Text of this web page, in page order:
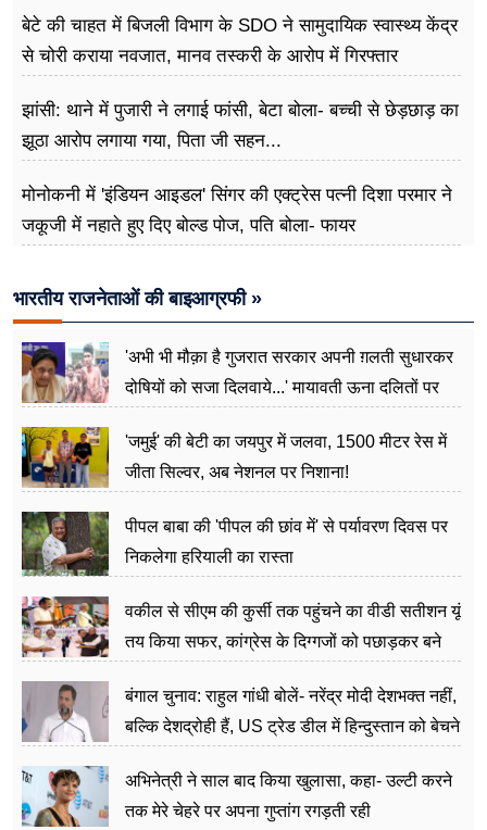
बेटे की चाहत में बिजली विभाग के SDO ने सामुदायिक स्वास्थ्य केंद्र
से चोरी कराया नवजात, मानव तस्करी के आरोप में गिरफ्तार
झांसी: थाने में पुजारी ने लगाई फांसी, बेटा बोला- बच्ची से छेड़छाड़ का
झूठा आरोप लगाया गया, पिता जी सहन...
मोनोकनी में 'इंडियन आइडल' सिंगर की एक्ट्रेस पत्नी दिशा परमार ने
जकूजी में नहाते हुए दिए बोल्ड पोज, पति बोला- फायर
भारतीय राजनेताओं की बाइआग्रफी »
'अभी भी मौक़ा है गुजरात सरकार अपनी ग़लती सुधारकर
दोषियों को सजा दिलवाये...' मायावती ऊना दलितों पर
'जमुई' की बेटी का जयपुर में जलवा, 1500 मीटर रेस में
जीता सिल्वर, अब नेशनल पर निशाना!
पीपल बाबा की 'पीपल की छांव में' से पर्यावरण दिवस पर
निकलेगा हरियाली का रास्ता
वकील से सीएम की कुर्सी तक पहुंचने का वीडी सतीशन यूं
तय किया सफर, कांग्रेस के दिग्गजों को पछाड़कर बने
बंगाल चुनाव: राहुल गांधी बोलें- नरेंद्र मोदी देशभक्त नहीं,
बल्कि देशद्रोही हैं, US ट्रेड डील में हिन्दुस्तान को बेचने
अभिनेत्री ने साल बाद किया खुलासा, कहा- उल्टी करने
तक मेरे चेहरे पर अपना गुप्तांग रगड़ती रही